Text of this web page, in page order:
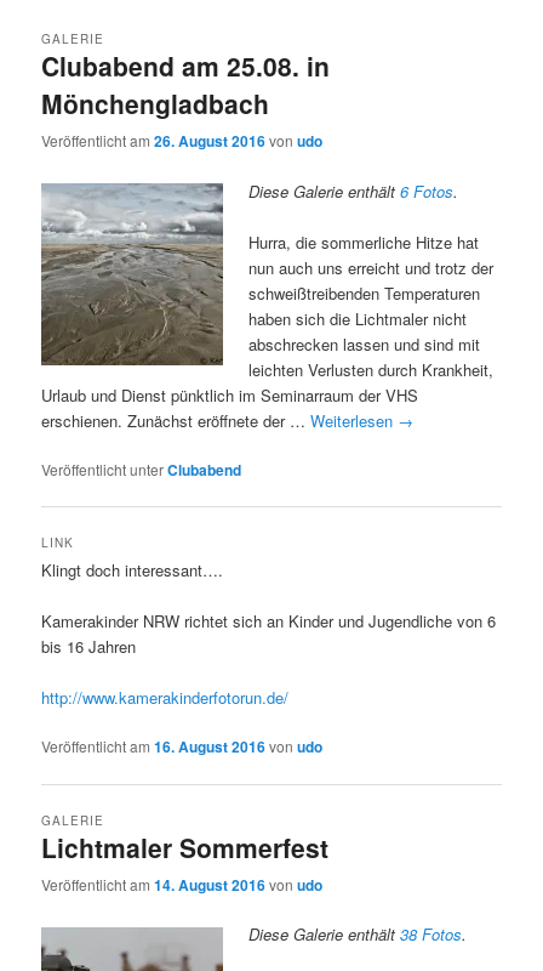
Clubabend am 25.08. in
Mönchengladbach
GALERIE
Veröffentlicht am26. August 2016vonudo
Diese Galerie enthält6 Fotos.
Hurra, die sommerliche Hitze hat
nun auch uns erreicht und trotz der
schweißtreibenden Temperaturen
haben sich die Lichtmaler nicht
abschrecken lassen und sind mit
leichten Verlusten durch Krankheit,
Urlaub und Dienst pünktlich im Seminarraum der VHS
erschienen. Zunächst eröffnete der …Weiterlesen →
Veröffentlicht unterClubabend
LINK
Klingt doch interessant….
Kamerakinder NRW richtet sich an Kinder und Jugendliche von 6
bis 16 Jahren
http://www.kamerakinderfotorun.de/
Veröffentlicht am16. August 2016vonudo
Lichtmaler Sommerfest
GALERIE
Veröffentlicht am14. August 2016vonudo
Diese Galerie enthält38 Fotos.